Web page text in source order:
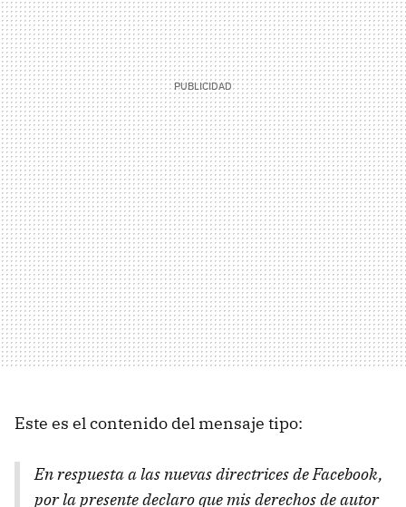
Este es el contenido del mensaje tipo:
En respuesta a las nuevas directrices de Facebook,
por la presente declaro que mis derechos de autor